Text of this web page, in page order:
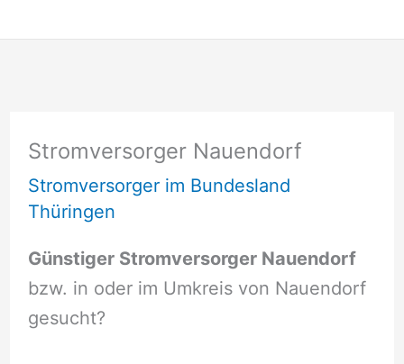
Stromversorger Nauendorf
Stromversorger im Bundesland
Thüringen
Günstiger Stromversorger Nauendorf
bzw. in oder im Umkreis von Nauendorf
gesucht?